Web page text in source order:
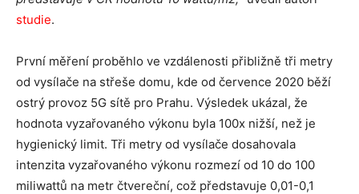
studie.
První měření proběhlo ve vzdálenosti přibližně tři metry
od vysílače na střeše domu, kde od července 2020 běží
ostrý provoz 5G sítě pro Prahu. Výsledek ukázal, že
hodnota vyzařovaného výkonu byla 100x nižší, než je
hygienický limit. Tři metry od vysílače dosahovala
intenzita vyzařovaného výkonu rozmezí od 10 do 100
miliwattů na metr čtvereční, což představuje 0,01-0,1